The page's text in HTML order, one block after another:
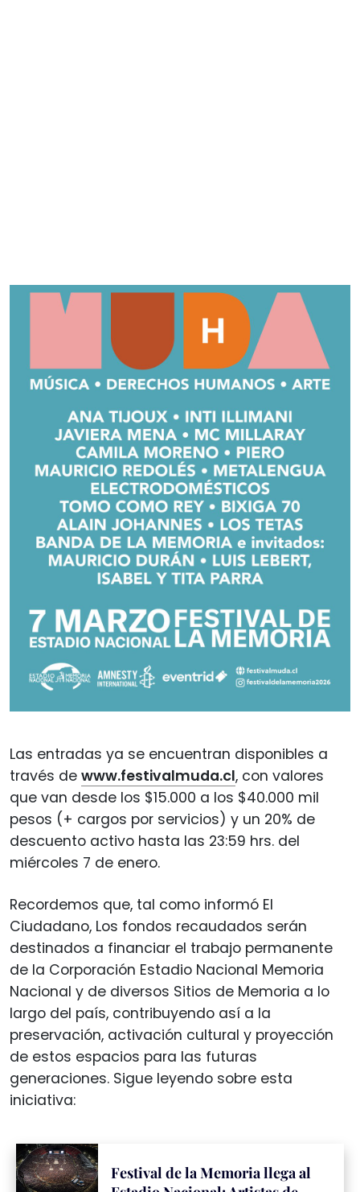
Las entradas ya se encuentran disponibles a
través de www.festivalmuda.cl, con valores
que van desde los $15.000 a los $40.000 mil
pesos (+ cargos por servicios) y un 20% de
descuento activo hasta las 23:59 hrs. del
miércoles 7 de enero.
Recordemos que, tal como informó El
Ciudadano, Los fondos recaudados serán
destinados a financiar el trabajo permanente
de la Corporación Estadio Nacional Memoria
Nacional y de diversos Sitios de Memoria a lo
largo del país, contribuyendo así a la
preservación, activación cultural y proyección
de estos espacios para las futuras
generaciones. Sigue leyendo sobre esta
iniciativa:
Festival de la Memoria llega al